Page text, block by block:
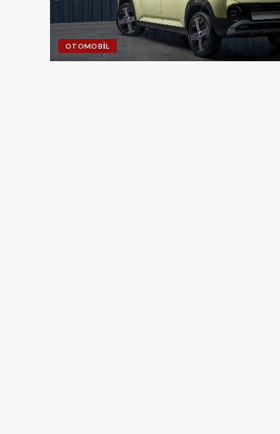
OTOMOBIL